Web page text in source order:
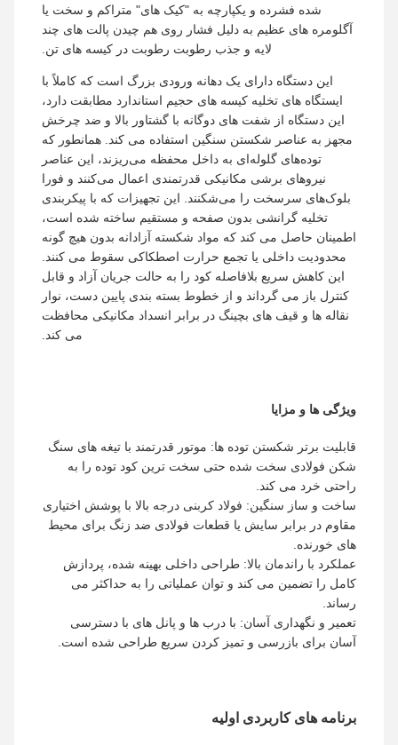
شده فشرده و یکپارچه به "کیک های" متراکم و سخت یا
آگلومره های عظیم به دلیل فشار روی هم چیدن پالت های چند
لایه و جذب رطوبت رطوبت در کیسه های تن.
این دستگاه دارای یک دهانه ورودی بزرگ است که کاملاً با
ایستگاه های تخلیه کیسه های حجیم استاندارد مطابقت دارد،
این دستگاه از شفت های دوگانه با گشتاور بالا و ضد چرخش
مجهز به عناصر شکستن سنگین استفاده می کند. همانطور که
توده‌های گلوله‌ای به داخل محفظه می‌ریزند، این عناصر
نیروهای برشی مکانیکی قدرتمندی اعمال می‌کنند و فورا
بلوک‌های سرسخت را می‌شکنند. این تجهیزات که با پیکربندی
تخلیه گرانشی بدون صفحه و مستقیم ساخته شده است،
اطمینان حاصل می کند که مواد شکسته آزادانه بدون هیچ گونه
محدودیت داخلی یا تجمع حرارت اصطکاکی سقوط می کنند.
این کاهش سریع بلافاصله کود را به حالت جریان آزاد و قابل
کنترل باز می گرداند و از خطوط بسته بندی پایین دست، نوار
نقاله ها و قیف های بچینگ در برابر انسداد مکانیکی محافظت
می کند.
ویژگی ها و مزایا
قابلیت برتر شکستن توده ها: موتور قدرتمند با تیغه های سنگ
شکن فولادی سخت شده حتی سخت ترین کود توده را به
راحتی خرد می کند.
ساخت و ساز سنگین: فولاد کربنی درجه بالا با پوشش اختیاری
مقاوم در برابر سایش یا قطعات فولادی ضد زنگ برای محیط
های خورنده.
عملکرد با راندمان بالا: طراحی داخلی بهینه شده، پردازش
کامل را تضمین می کند و توان عملیاتی را به حداکثر می
رساند.
تعمیر و نگهداری آسان: با درب ها و پانل های با دسترسی
آسان برای بازرسی و تمیز کردن سریع طراحی شده است.
برنامه های کاربردی اولیه